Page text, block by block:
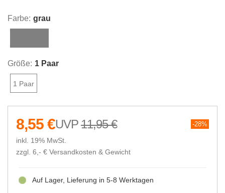
Farbe: grau
Größe: 1 Paar
1 Paar
11,95 € 28%
8,55 €
inkl. 19% MwSt.
zzgl. 6,- € Versandkosten & Gewicht
Auf Lager, Lieferung in 5-8 Werktagen